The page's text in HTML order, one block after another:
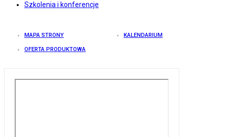
Szkolenia i konferencje
MAPA STRONY KALENDARIUM
OFERTA PRODUKTOWA